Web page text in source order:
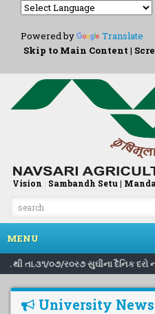
Powered by
Translate
Skip to Main Content |
Vision | Sambandh Setu |
MENU
તા.૩૧/૦૭/ર૦ર૭ સુઘીના દૈનિક દરો
University News